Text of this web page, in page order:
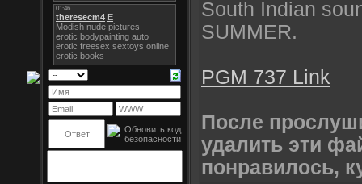
South Indian
SUMMER.
PGM 737 Link
После
удалить эти
понравилось,